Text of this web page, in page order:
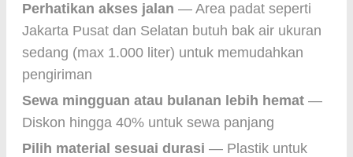
Perhatikan akses jalan — Area padat seperti
Jakarta Pusat dan Selatan butuh bak air ukuran
sedang (max 1.000 liter) untuk memudahkan
pengiriman
Sewa mingguan atau bulanan lebih hemat —
Diskon hingga 40% untuk sewa panjang
Pilih material sesuai durasi — Plastik untuk